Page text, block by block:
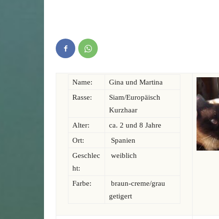
Name:
Gina und Martina
Rasse:
Siam/Europäisch
Kurzhaar
Alter:
ca. 2 und 8 Jahre
Ort:
Spanien
Geschlec
ht:
weiblich
Farbe:
braun-creme/grau
getigert